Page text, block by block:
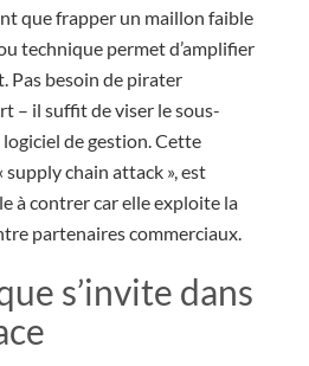
que frapper un maillon faible
technique permet d’amplifier
Pas besoin de pirater
– il suffit de viser le sous-
de gestion. Cette
chain attack », est
à contrer car elle exploite la
partenaires commerciaux.
s’invite dans